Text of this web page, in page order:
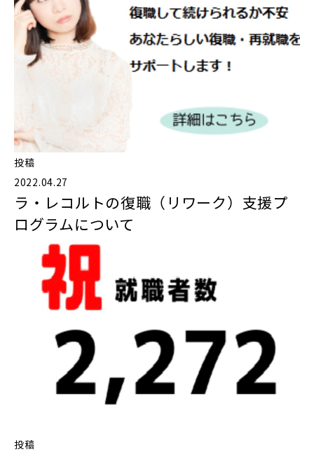
投稿
2022.04.27
ラ・レコルトの復職（リワーク）支援プ
ログラムについて
投稿